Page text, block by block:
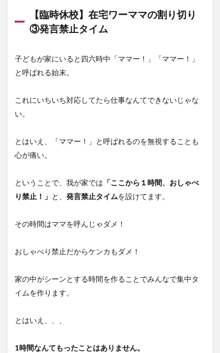
【臨時休校】在宅ワーママの割り切り
③発言禁止タイム
子どもが家にいると四六時中「ママー！」「ママー！」
と呼ばれる始末。
これにいちいち対応してたら仕事なんてできないじゃな
い。
とはいえ、「ママー！」と呼ばれるのを無視することも
心が痛い。
ということで、我が家では 「ここから１時間、おしゃべ
り禁止！」 と、 発言禁止タイムを設けてます。
その時間はママを呼んじゃダメ！
おしゃべり禁止だからケンカもダメ！
家の中がシーンとする時間を作ることでみんなで集中タ
イムを作ります。
とはいえ、、、
1時間なんてもったことはありません。